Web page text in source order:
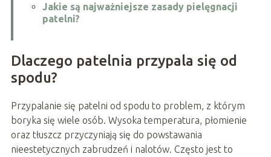
Jakie są najważniejsze zasady pielęgnacji
patelni?
Dlaczego patelnia przypala się od
spodu?
Przypalanie się patelni od spodu to problem, z którym
boryka się wiele osób. Wysoka temperatura, płomienie
oraz tłuszcz przyczyniają się do powstawania
nieestetycznych zabrudzeń i nalotów. Często jest to